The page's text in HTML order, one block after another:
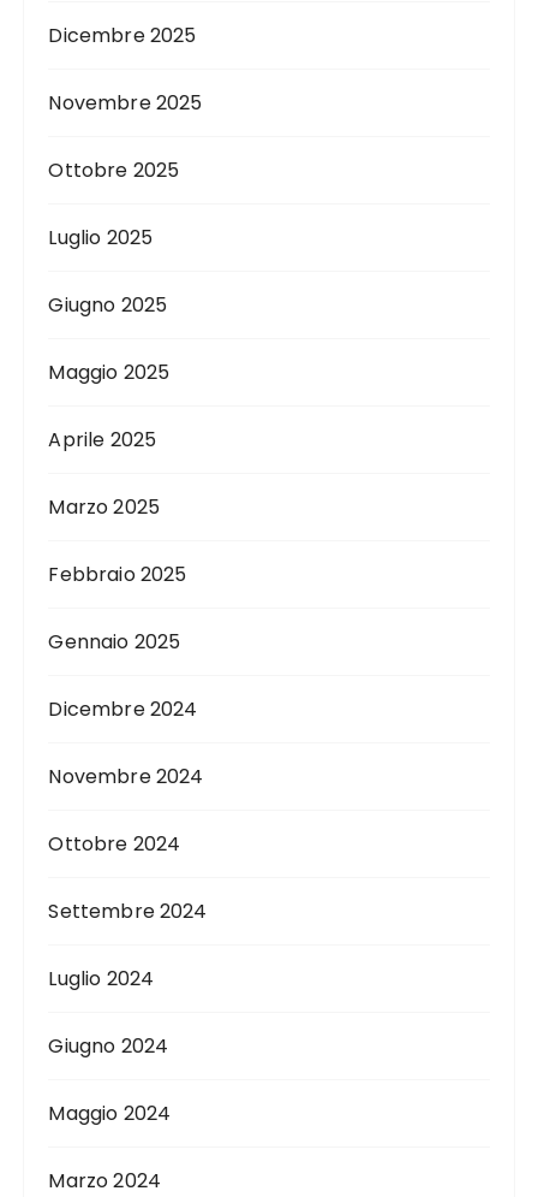
Dicembre 2025
Novembre 2025
Ottobre 2025
Luglio 2025
Giugno 2025
Maggio 2025
Aprile 2025
Marzo 2025
Febbraio 2025
Gennaio 2025
Dicembre 2024
Novembre 2024
Ottobre 2024
Settembre 2024
Luglio 2024
Giugno 2024
Maggio 2024
Marzo 2024